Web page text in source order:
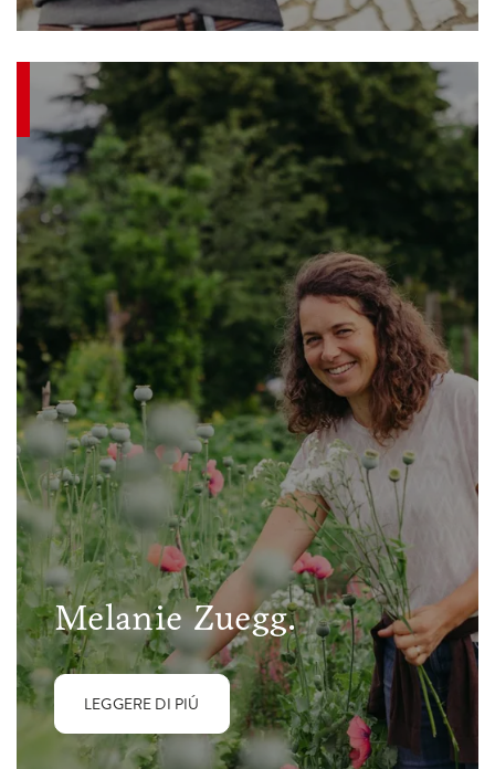
Melanie Zuegg.
LEGGERE DI PIÚ